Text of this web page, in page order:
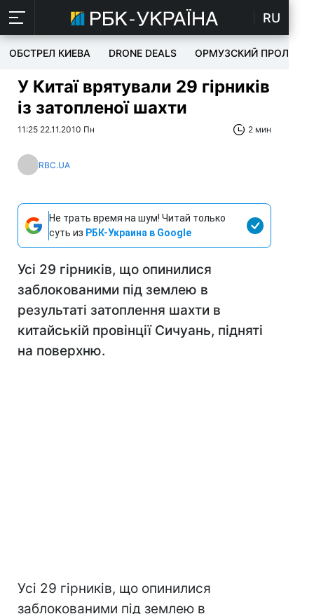
RU
ОБСТРЕЛ КИЕВА DRONE DEALS ОРМУЗСКИЙ ПРОЛИВ
У Китаї врятували 29 гірників
із затопленої шахти
11:25 22.11.2010 Пн 2 мин
RBC.UA
Не трать время на шум! Читай только
суть из РБК-Украина в Google
Усі 29 гірників, що опинилися
заблокованими під землею в
результаті затоплення шахти в
китайській провінції Сичуань, підняті
на поверхню.
Усі 29 гірників, що опинилися
заблокованими під землею в